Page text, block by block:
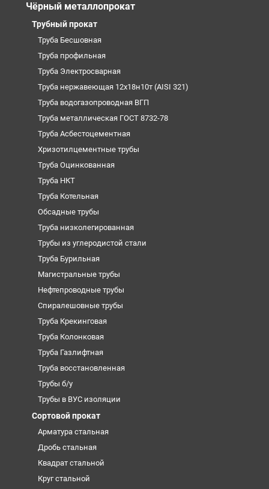
Чёрный металлопрокат
Трубный прокат
Труба Бесшовная
Труба профильная
Труба Электросварная
Труба нержавеющая 12х18н10т (AISI 321)
Труба водогазопроводная ВГП
Труба металлическая ГОСТ 8732-78
Труба Асбестоцементная
Хризотилцементные трубы
Труба Оцинкованная
Труба НКТ
Труба Котельная
Обсадные трубы
Труба низколегированная
Трубы из углеродистой стали
Труба Бурильная
Магистральные трубы
Нефтепроводные трубы
Спиралешовные трубы
Труба Крекинговая
Труба Колонковая
Труба Газлифтная
Труба восстановленная
Трубы б/у
Трубы в ВУС изоляции
Сортовой прокат
Арматура стальная
Дробь стальная
Квадрат стальной
Круг стальной